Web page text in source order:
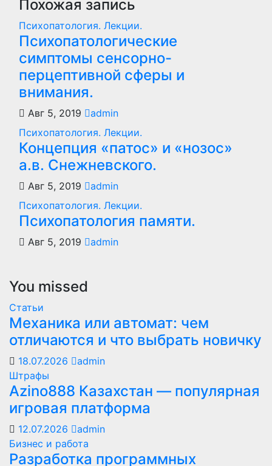
Похожая запись
Психопатология. Лекции.
Психопатологические
симптомы сенсорно-
перцептивной сферы и
внимания.
Авг 5, 2019
admin
Психопатология. Лекции.
Концепция «патос» и «нозос»
а.в. Снежневского.
Авг 5, 2019
admin
Психопатология. Лекции.
Психопатология памяти.
Авг 5, 2019 admin
You missed
Статьи
Механика или автомат: чем
отличаются и что выбрать новичку
18.07.2026
admin
Штрафы
Azino888 Казахстан — популярная
игровая платформа
12.07.2026
admin
Бизнес и работа
Разработка программных